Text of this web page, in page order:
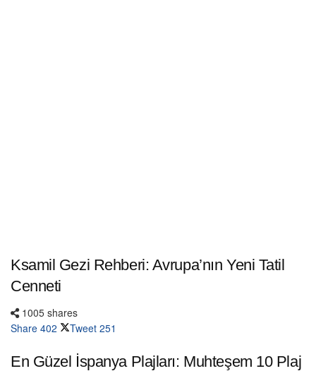
Ksamil Gezi Rehberi: Avrupa’nın Yeni Tatil
Cenneti
1005 shares
Share 402 Tweet 251
En Güzel İspanya Plajları: Muhteşem 10 Plaj